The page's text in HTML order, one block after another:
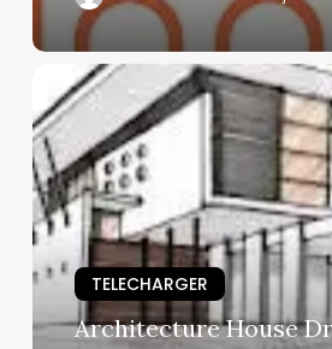
TELECHARGER
Architecture House